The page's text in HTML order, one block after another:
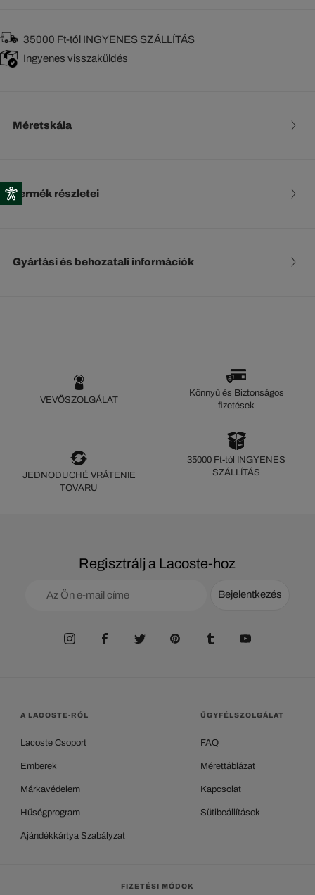
35000 Ft-tól INGYENES SZÁLLÍTÁS
Ingyenes visszaküldés
Méretskála
Termék részletei
Gyártási és behozatali információk
VEVŐSZOLGÁLAT
Könnyű és Biztonságos
fizetések
JEDNODUCHÉ VRÁTENIE
TOVARU
35000 Ft-tól INGYENES
SZÁLLÍTÁS
Regisztrálj a Lacoste-hoz
Bejelentkezés
A LACOSTE-RÓL
Lacoste Csoport
Emberek
Márkavédelem
Hűségprogram
Ajándékkártya Szabályzat
ÜGYFÉLSZOLGÁLAT
FAQ
Mérettáblázat
Kapcsolat
Sütibeállítások
FIZETÉSI MÓDOK